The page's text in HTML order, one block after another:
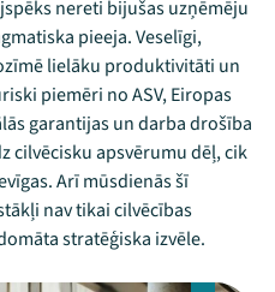
nereti bijušas uzņēmēju
pieeja. Veselīgi,
lielāku produktivitāti un
piemēri no ASV, Eiropas
garantijas un darba drošība
cilvēcisku apsvērumu dēļ, cik
Arī mūsdienās šī
nav tikai cilvēcības
stratēģiska izvēle.